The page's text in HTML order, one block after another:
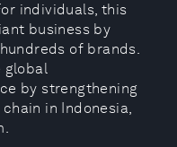
individuals, this
business by
of brands.
global
by strengthening
in Indonesia,